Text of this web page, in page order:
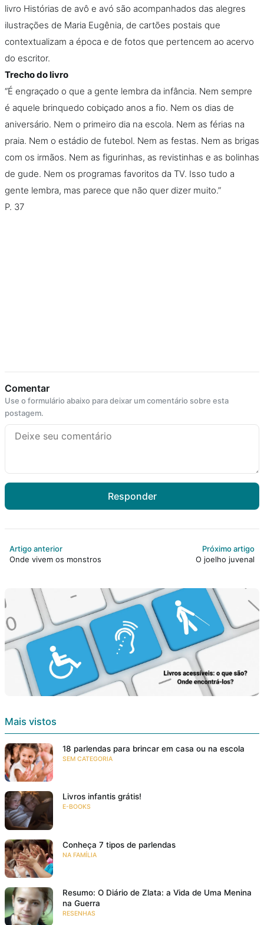
livro Histórias de avô e avó são acompanhados das alegres
ilustrações de Maria Eugênia, de cartões postais que
contextualizam a época e de fotos que pertencem ao acervo
do escritor.
Trecho do livro
“É engraçado o que a gente lembra da infância. Nem sempre
é aquele brinquedo cobiçado anos a fio. Nem os dias de
aniversário. Nem o primeiro dia na escola. Nem as férias na
praia. Nem o estádio de futebol. Nem as festas. Nem as brigas
com os irmãos. Nem as figurinhas, as revistinhas e as bolinhas
de gude. Nem os programas favoritos da TV. Isso tudo a
gente lembra, mas parece que não quer dizer muito.”
P. 37
Comentar
Use o formulário abaixo para deixar um comentário sobre esta
postagem.
Responder
Artigo anterior
Onde vivem os monstros
Próximo artigo
O joelho juvenal
Mais vistos
18 parlendas para brincar em casa ou na escola
SEM CATEGORIA
Livros infantis grátis!
E-BOOKS
Conheça 7 tipos de parlendas
NA FAMÍLIA
Resumo: O Diário de Zlata: a Vida de Uma Menina
na Guerra
RESENHAS